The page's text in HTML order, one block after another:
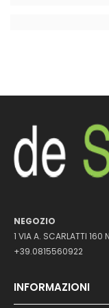
NEGOZIO
1 VIA A. SCARLATTI 160
+39.0815560922
INFORMAZIONI